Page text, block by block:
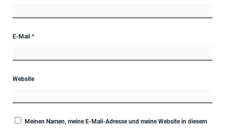
E-Mail *
Website
Meinen Namen, meine E-Mail-Adresse und meine Website in diesem